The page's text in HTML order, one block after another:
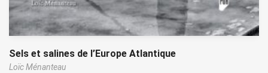
Sels et salines de l’Europe Atlantique
Loïc Ménanteau